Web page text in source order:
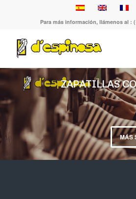
Para más información, llámenos al :
ZAPATILLAS
MÁS